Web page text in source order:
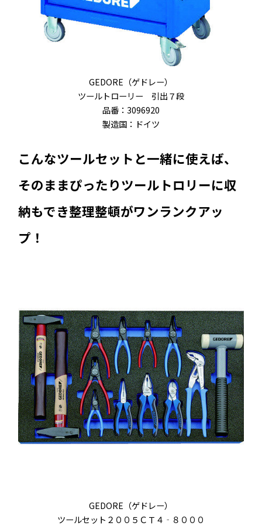
GEDORE（ゲドレー）
ツールトローリー 引出７段
品番：3096920
製造国：ドイツ
こんなツールセットと一緒に使えば、
そのままぴったりツールトロリーに収
納もでき整理整頓がワンランクアッ
プ！
GEDORE（ゲドレー）
ツールセット２００５ＣＴ４‐８０００